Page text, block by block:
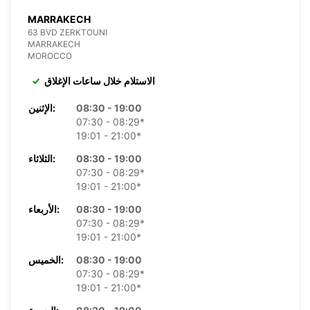
MARRAKECH
63 BVD ZERKTOUNI
MARRAKECH
MOROCCO
الاستلام خلال ساعات الإغلاق
الإثنين:
08:30 - 19:00
07:30 - 08:29*
19:01 - 21:00*
الثلاثاء:
08:30 - 19:00
07:30 - 08:29*
19:01 - 21:00*
الأربعاء:
08:30 - 19:00
07:30 - 08:29*
19:01 - 21:00*
الخميس:
08:30 - 19:00
07:30 - 08:29*
19:01 - 21:00*